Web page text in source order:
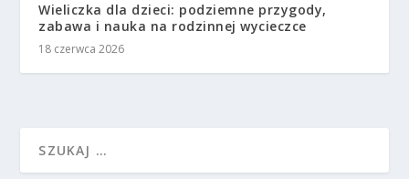
Wieliczka dla dzieci: podziemne przygody,
zabawa i nauka na rodzinnej wycieczce
18 czerwca 2026